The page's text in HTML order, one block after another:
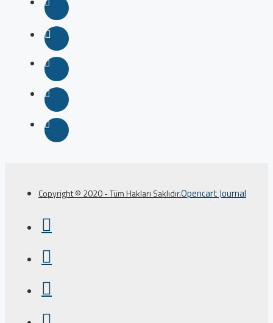
Copyright © 2020 - Tüm Hakları Saklıdır.Opencart Journal